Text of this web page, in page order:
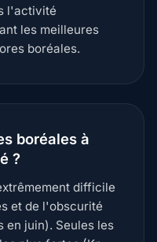
l'activité
les meilleures
boréales.
boréales à
?
difficile
et de l'obscurité
en juin). Seules les